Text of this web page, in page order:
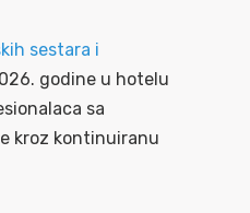
sestara i
godine u hotelu
sa
kroz kontinuiranu